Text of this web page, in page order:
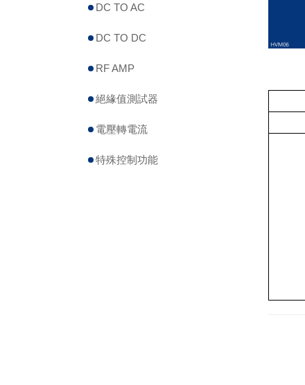
DC TO AC
DC TO DC
RF AMP
絕緣值測試器
電壓轉電流
特殊控制功能